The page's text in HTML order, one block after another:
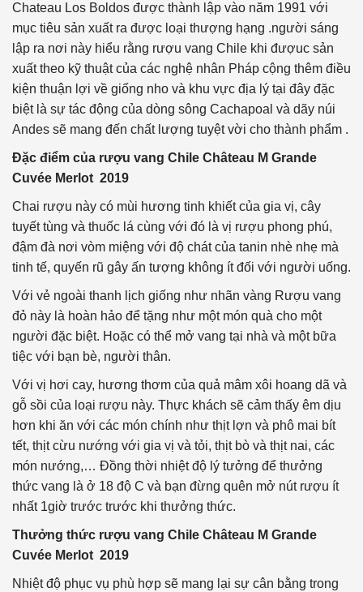
Chateau Los Boldos được thành lập vào năm 1991 với
mục tiêu sản xuất ra được loại thượng hạng .người sáng
lập ra nơi này hiểu rằng rượu vang Chile khi đượuc sản
xuất theo kỹ thuật của các nghệ nhân Pháp cộng thêm điều
kiện thuận lợi về giống nho và khu vực địa lý tại đây đặc
biệt là sự tác động của dòng sông Cachapoal và dãy núi
Andes sẽ mang đến chất lượng tuyệt vời cho thành phẩm .
Đặc điểm của rượu vang Chile Château M Grande
Cuvée Merlot 2019
Chai rượu này có mùi hương tinh khiết của gia vị, cây
tuyết tùng và thuốc lá cùng với đó là vị rượu phong phú,
đậm đà nơi vòm miệng với độ chát của tanin nhè nhẹ mà
tinh tế, quyến rũ gây ấn tượng không ít đối với người uống.
Với vẻ ngoài thanh lịch giống như nhãn vàng Rượu vang
đỏ này là hoàn hảo để tặng như một món quà cho một
người đặc biệt. Hoặc có thể mở vang tại nhà và một bữa
tiệc với bạn bè, người thân.
Với vị hơi cay, hương thơm của quả mâm xôi hoang dã và
gỗ sồi của loại rượu này. Thực khách sẽ cảm thấy êm dịu
hơn khi ăn với các món chính như thịt lợn và phô mai bít
tết, thịt cừu nướng với gia vị và tỏi, thịt bò và thịt nai, các
món nướng,… Đồng thời nhiệt độ lý tưởng để thưởng
thức vang là ở 18 độ C và bạn đừng quên mở nút rượu ít
nhất 1giờ trước trước khi thưởng thức.
Thưởng thức rượu vang Chile Château M Grande
Cuvée Merlot 2019
Nhiệt độ phục vụ phù hợp sẽ mang lại sự cân bằng trong